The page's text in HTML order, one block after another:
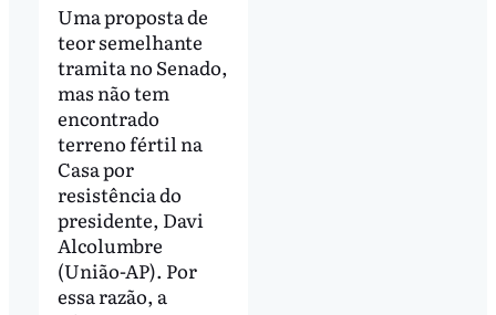
Uma proposta de
teor semelhante
tramita no Senado,
mas não tem
encontrado
terreno fértil na
Casa por
resistência do
presidente, Davi
Alcolumbre
(União-AP). Por
essa razão, a